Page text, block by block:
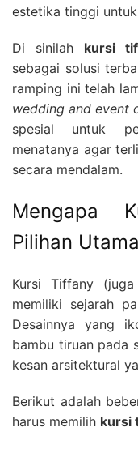
estetika tinggi
Di sinilah kursi
sebagai solusi
ramping ini telah
wedding and event
spesial untuk
menatanya agar
secara mendalam.
Mengapa
Pilihan
Kursi Tiffany
memiliki sejarah
Desainnya yang
bambu tiruan pada
kesan arsitektural
Berikut adalah
harus memilih kursi